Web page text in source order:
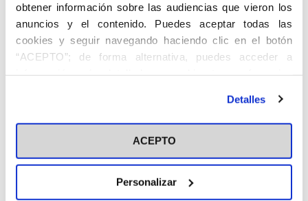
obtener información sobre las audiencias que vieron los
anuncios y el contenido. Puedes aceptar todas las
cookies y seguir navegando haciendo clic en el botón
“ACEPTO”; de forma alternativa, puedes acceder a
información más detallada y cambiar tus preferencias
en el botón "Personalizar". Para más información puedes
visitar nuestra Política de Cookies
Detalles
ACEPTO
Personalizar
PROGRAMA
DE YOUTUBE DE LA ACdP: